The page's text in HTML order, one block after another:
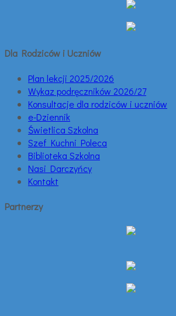
Dla Rodziców i Uczniów
Plan lekcji 2025/2026
Wykaz podręczników 2026/27
Konsultacje dla rodziców i uczniów
e-Dziennik
Świetlica Szkolna
Szef Kuchni Poleca
Biblioteka Szkolna
Nasi Darczyńcy
Kontakt
Partnerzy